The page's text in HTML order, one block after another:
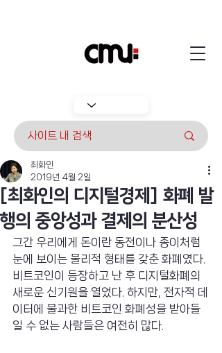
[최화인의 디지털경제] 화폐 발
행의 중앙성과 결제의 분산성
최화인
2019년 4월 2일
그간 우리에게 돈이란 동전이나 종이처럼
눈에 보이는 물리적 형태를 갖춘 화폐였다.
비트코인이 등장하고 난 후 디지털화폐의
새로운 신기원을 열었다. 하지만, 전자적 데
이터에 불과한 비트코인 화폐성을 받아들
일 수 없는 사람들은 여전히 많다.